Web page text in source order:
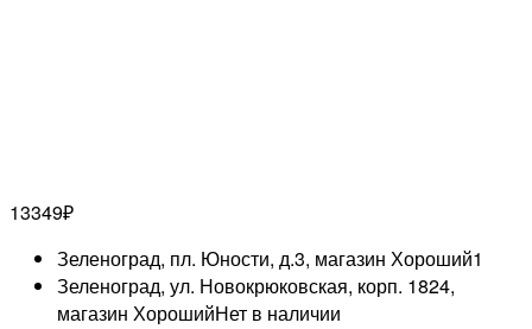
13349₽
Зеленоград, пл. Юности, д.3, магазин Хороший1
Зеленоград, ул. Новокрюковская, корп. 1824,
магазин ХорошийНет в наличии